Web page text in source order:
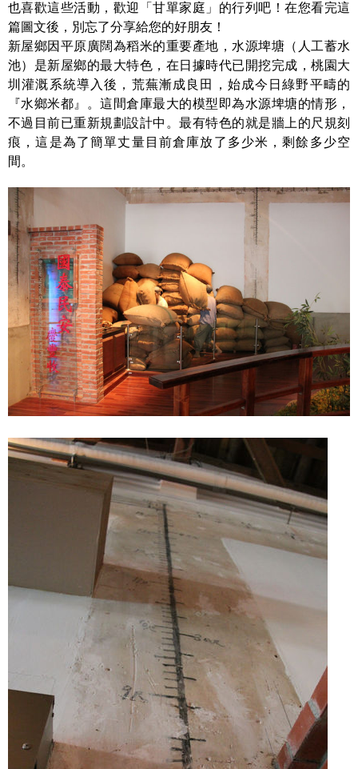
也喜歡這些活動，歡迎「甘單家庭」的行列吧！在您看完這
篇圖文後，別忘了分享給您的好朋友！
新屋鄉因平原廣闊為稻米的重要產地，水源埤塘（人工蓄水
池）是新屋鄉的最大特色，在日據時代已開挖完成，桃園大
圳灌溉系統導入後，荒蕪漸成良田，始成今日綠野平疇的
『水鄉米都』。這間倉庫最大的模型即為水源埤塘的情形，
不過目前已重新規劃設計中。最有特色的就是牆上的尺規刻
痕，這是為了簡單丈量目前倉庫放了多少米，剩餘多少空
間。